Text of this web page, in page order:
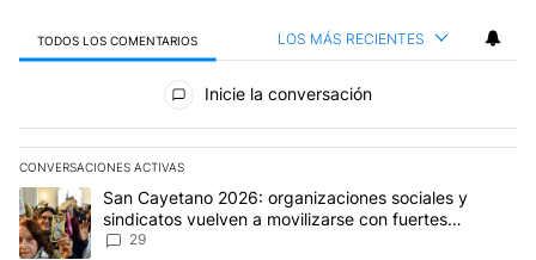
TODOS LOS COMENTARIOS LOS MÁS RECIENTES
Todos los comentarios
Inicie la conversación
CONVERSACIONES ACTIVAS
Este listado muestra los artículos con más comentarios en los
Un artículo de tendencia con el título "San Cayetano 2026:
San Cayetano 2026: organizaciones sociales y
sindicatos vuelven a movilizarse con fuertes
reclamos al Gobierno
29